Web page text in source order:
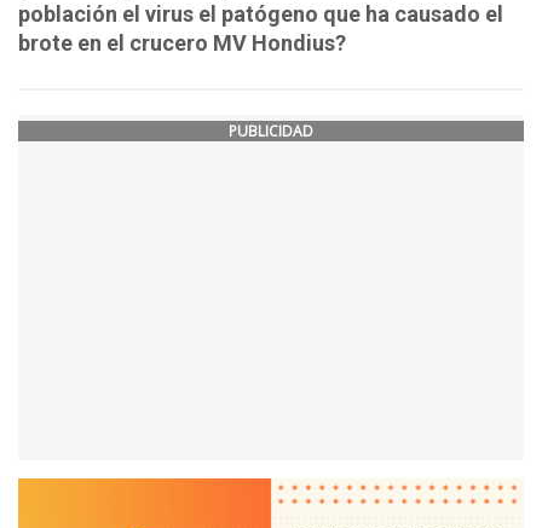
población el virus el patógeno que ha causado el
brote en el crucero MV Hondius?
PUBLICIDAD